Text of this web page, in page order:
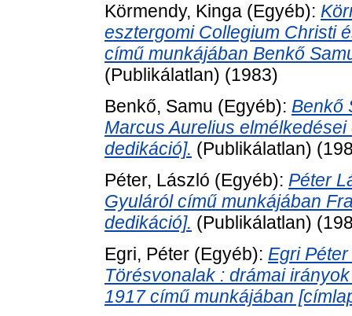
Körmendy, Kinga (Egyéb):
esztergomi Collegium Christi
című munkájában Benkő
(Publikálatlan) (1983)
Benkő, Samu (Egyéb): Benkő
Marcus Aurelius
dedikáció]. (Publikálatlan)
Péter, László (Egyéb): Péter
Gyuláról című munkájában
dedikáció]. (Publikálatlan)
Egri, Péter (Egyéb): Egri
Törésvonalak : drámai
1917 című munkájában